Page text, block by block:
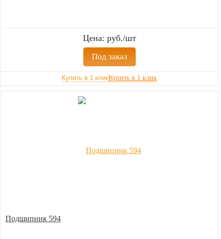
Цена: руб./шт
Под заказ
Купить в 1 клик
Подшипник 594